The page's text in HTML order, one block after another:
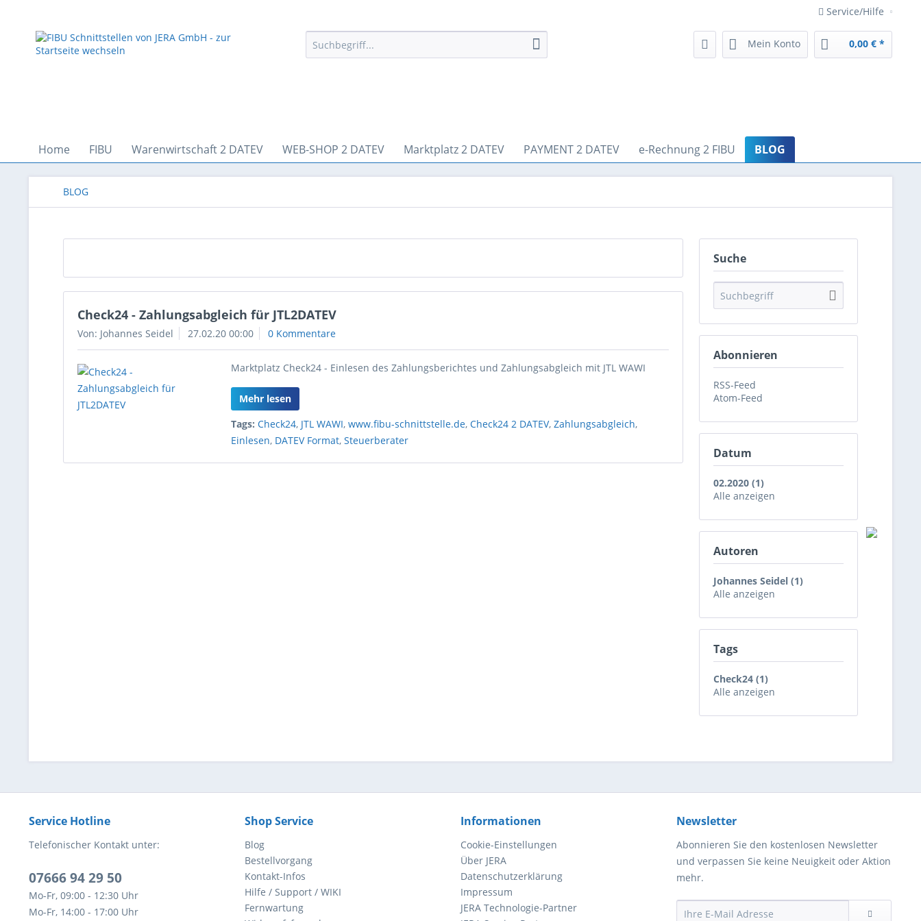
Service/Hilfe
Mein Konto 0,00 € *
Home FIBU Warenwirtschaft 2 DATEV WEB-SHOP 2 DATEV Marktplatz 2 DATEV PAYMENT 2 DATEV e-Rechnung 2 FIBU BLOG
BLOG
Suche
Abonnieren
RSS-Feed
Atom-Feed
Datum
02.2020 (1)
Alle anzeigen
Autoren
Johannes Seidel (1)
Alle anzeigen
Tags
Check24 (1)
Alle anzeigen
Check24 - Zahlungsabgleich für JTL2DATEV
Von: Johannes Seidel 27.02.20 00:00 0 Kommentare
Marktplatz Check24 - Einlesen des Zahlungsberichtes und Zahlungsabgleich mit JTL WAWI
Mehr lesen
Tags: Check24, JTL WAWI,www.fibu-schnittstelle.de,Check24 2 DATEV,Zahlungsabgleich,
Einlesen, DATEV Format,Steuerberater
Service Hotline
Telefonischer Kontakt unter:
07666 94 29 50
Mo-Fr, 09:00 - 12:30 Uhr
Mo-Fr, 14:00 - 17:00 Uhr
Shop Service
Blog
Bestellvorgang
Kontakt-Infos
Hilfe / Support / WIKI
Fernwartung
Informationen
Cookie-Einstellungen
Über JERA
Datenschutzerklärung
Impressum
JERA Technologie-Partner
Newsletter
Abonnieren Sie den kostenlosen Newsletter
und verpassen Sie keine Neuigkeit oder Aktion
mehr.